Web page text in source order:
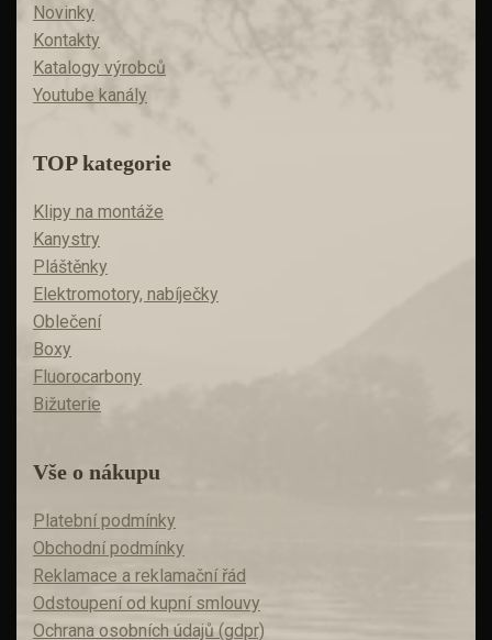
Novinky
Kontakty
Katalogy výrobců
Youtube kanály
TOP kategorie
Klipy na montáže
Kanystry
Pláštěnky
Elektromotory, nabíječky
Oblečení
Boxy
Fluorocarbony
Bižuterie
Vše o nákupu
Platební podmínky
Obchodní podmínky
Reklamace a reklamační řád
Odstoupení od kupní smlouvy
Ochrana osobních údajů (gdpr)